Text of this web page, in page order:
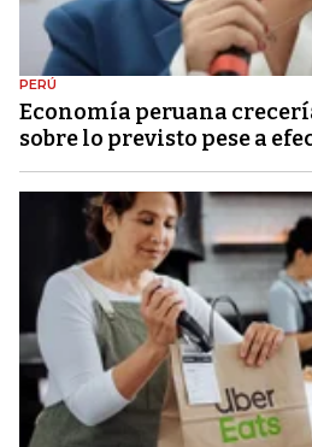
PERÚ
Economía peruana
sobre lo previsto pese a